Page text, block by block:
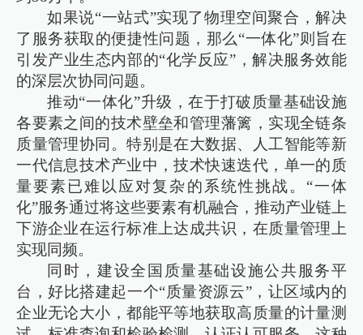
如果说“一站式”实现了物理空间聚合，解决
了服务获取的便捷性问题，那么“一体化”则旨在
引发产业生态内部的“化学反应”，解决服务效能
的深层次协同问题。
推动“一体化”升级，在于打破质量基础设施
各要素之间的技术壁垒和管理藩篱，实现全链条
质量管理协同。特别是在大数据、人工智能等新
一代信息技术产业中，技术快速迭代，单一的质
量要素已难以应对复杂的系统性挑战。“一体
化”服务通过将这些要素有机融合，推动产业链上
下游企业在运行标准上达成共识，在质量管理上
实现同频。
同时，建设全国质量基础设施公共服务平
台，好比搭建起一个“质量资源云”，让区域内的
企业无论大小，都能平等地获取高质量的计量测